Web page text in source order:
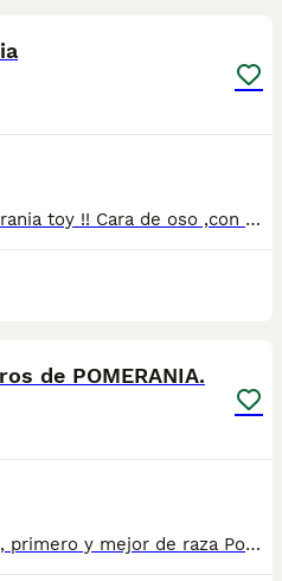
Excelente camada de pomerania toy !! Cara de oso ,con mucho pelo !! tenemos machos y hembras ,distintos colores Nuestros cachorros nacen y crecen en un ambiente familiar ,sin jaulas ,con un respeto y exclusiva cria,somos respetuosos con el tiempo de destete ,cada cachorro necesita su tiempo.. Destetamos con un pienso de alta calidad , Cachorros revisados ,desde el nacimiento ,hasta la entrega por un veterinario competente ,buscando siempre el bienestar de nuestros animales.. Sociabilizados y equilibrados tanto padres como cachorros Se entregan con todo el protocolo veterinario legal,y garantías por escrito completas.. Tenemos servicio de entrega personalizado a cualquier punto de España,directo.. El precio puede cambiar tanto en sexo como en características del cachorro. Dejanos tú teléfono y te mandamos toda la información fotos y vídeos ..
de POMERANIA.
Hijos de Andino de Can Fort, primero y mejor de raza Pomerania en el concurso nacional canino de Calera y Chozas. Somos un criadero canino profesional con más de 40 años de experiencia. Los cachorros tienen una gran morfología. Disponible hembras y machos de pomerania, Padres muy buenos y sociables. Se entrega con vacunas al día, desparasitaciones internas, cartilla sanitaria y revisión veterinaria. Pedigree del Libro de Orígenes Canino de España (LOCE) el único reconocido por la FCE. Todos nuestros perros son Nacionales. LLÁMENOS sin ningún tipo de compromiso o pase por nuestras instalaciones a conocer a nuestros cachorros. Solo para familias exigentes que busquen cachorros de pura raza, nacionales y de criadores responsables. Estamos entre las provincias de Madrid y Toledo. No dudes en preguntar por nuestros cachorros y pedir información. Los Pomeranias adultos miden de 24 cm a 18cm a la cruz, siendo indeseables los ejemplares que miden menos de 18 cm. Enviamos videos y fotos. La cabeza con ojos alertas y pequeñas orejas puntiagudas y muy juntas le dan al Pomerania su característica apariencia única y descarada. Tel: 662 45 51 44 https://criaderohaus.jimdofree.com/estandar-de-pomerania